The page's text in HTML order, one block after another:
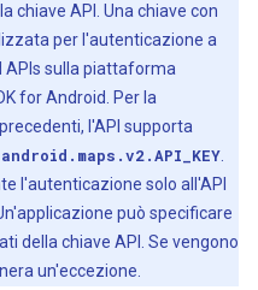
chiave API. Una chiave con
per l'autenticazione a
APIs sulla piattaforma
for Android. Per la
l'API supporta
l'autenticazione solo all'API
può specificare
della chiave API. Se vengono
un'eccezione.